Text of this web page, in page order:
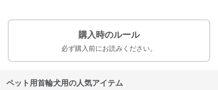
購入時のルール
必ず購入前にお読みください。
ペット用首輪犬用の人気アイテム